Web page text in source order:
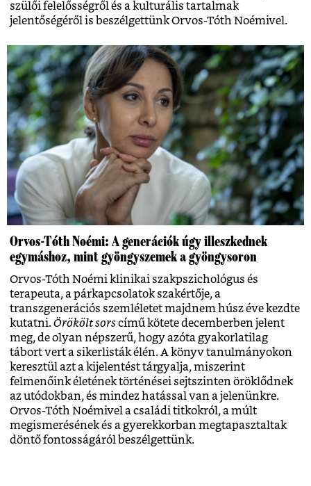
szülői felelősségről és a kulturális tartalmak
jelentőségéről is beszélgettünk Orvos-Tóth Noémivel.
Orvos-Tóth Noémi: A generációk úgy illeszkednek
egymáshoz, mint gyöngyszemek a gyöngysoron
Orvos-Tóth Noémi klinikai szakpszichológus és
terapeuta, a párkapcsolatok szakértője, a
transzgenerációs szemléletet majdnem húsz éve kezdte
kutatni.Örökölt sors című kötete decemberben jelent
meg, de olyan népszerű, hogy azóta gyakorlatilag
tábort vert a sikerlisták élén. A könyv tanulmányokon
keresztül azt a kijelentést tárgyalja, miszerint
felmenőink életének történései sejtszinten öröklődnek
az utódokban, és mindez hatással van a jelenünkre.
Orvos-Tóth Noémivel a családi titkokról, a múlt
megismerésének és a gyerekkorban megtapasztaltak
döntő fontosságáról beszélgettünk.